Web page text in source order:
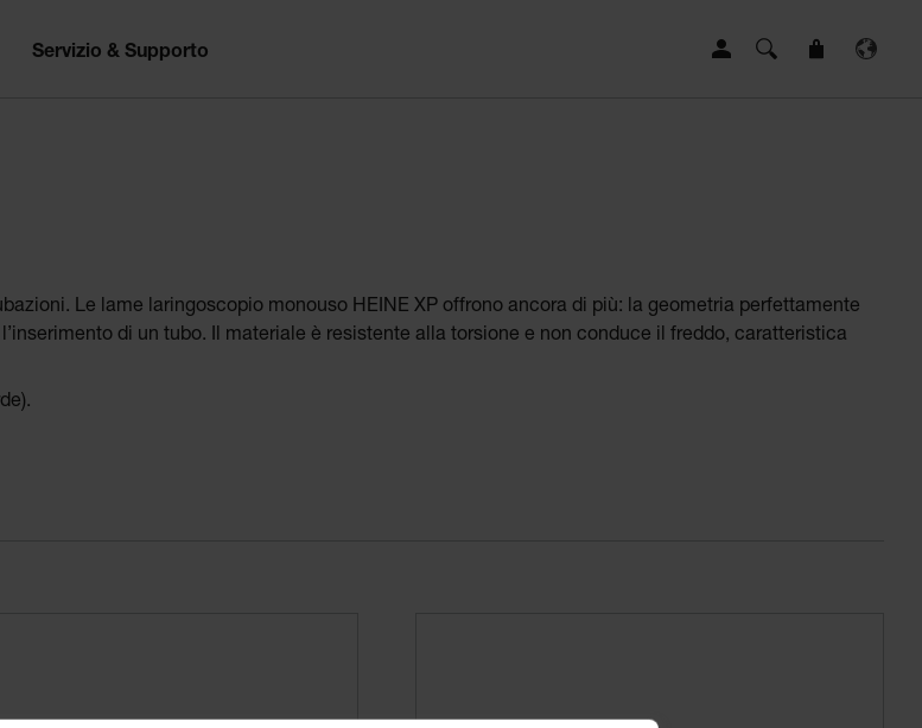
Servizio & Supporto
Le lame laringoscopio monouso HEINE XP offrono ancora di più: la geometria perfettamente
di un tubo. Il materiale è resistente alla torsione e non conduce il freddo, caratteristica